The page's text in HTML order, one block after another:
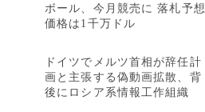
ボール、今月競売に 落札予想
価格は1千万ドル
ドイツでメルツ首相が辞任計
画と主張する偽動画拡散、背
後にロシア系情報工作組織